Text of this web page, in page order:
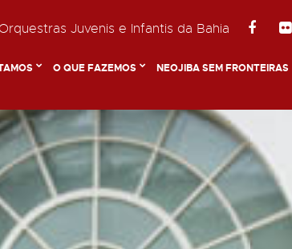
Juvenis e Infantis da Bahia
O QUE FAZEMOS NEOJIBA SEM FRONTEIRAS